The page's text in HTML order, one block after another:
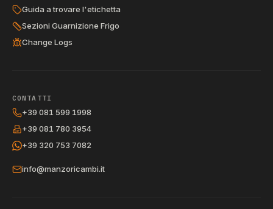
Guida a trovare l'etichetta
Sezioni Guarnizione Frigo
Change Logs
CONTATTI
+39 081 599 1998
+39 081 780 3954
+39 320 753 7082
info@manzoricambi.it